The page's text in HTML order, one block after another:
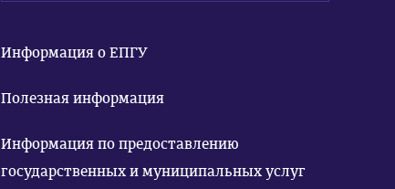
Информация о ЕПГУ
Полезная информация
Информация по предоставлению
государственных и муниципальных услуг